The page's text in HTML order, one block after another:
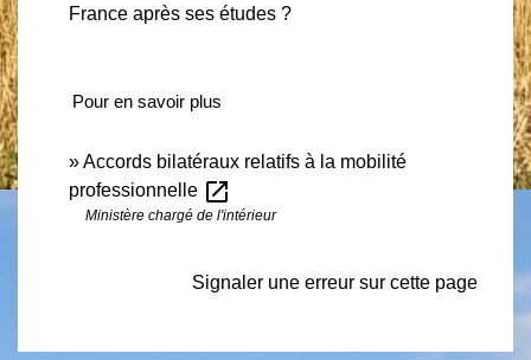
France après ses études ?
Pour en savoir plus
Accords bilatéraux relatifs à la mobilité
professionnelle open_in_new
Ministère chargé de l'intérieur
Signaler une erreur sur cette page